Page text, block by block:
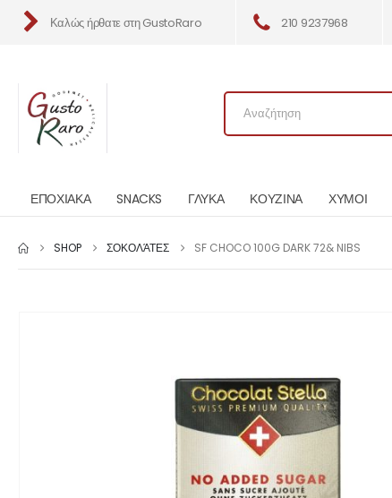
Καλώς ήρθατε στη GustoRaro 210 9237968
ΕΠΟΧΙΑΚΑ SNACKS ΓΛΥΚΑ ΚΟΥΖΙΝΑ ΧΥΜΟΙ
SHOP ΣΟΚΟΛΆΤΕΣ SF CHOCO 100G DARK 72& NIBS